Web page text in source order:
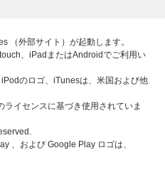
（外部サイト）が起動します。
、iPadまたはAndroidでご利用い
のロゴ、iTunesは、米国および他
ライセンスに基づき使用されていま
、および Google Play ロゴは、